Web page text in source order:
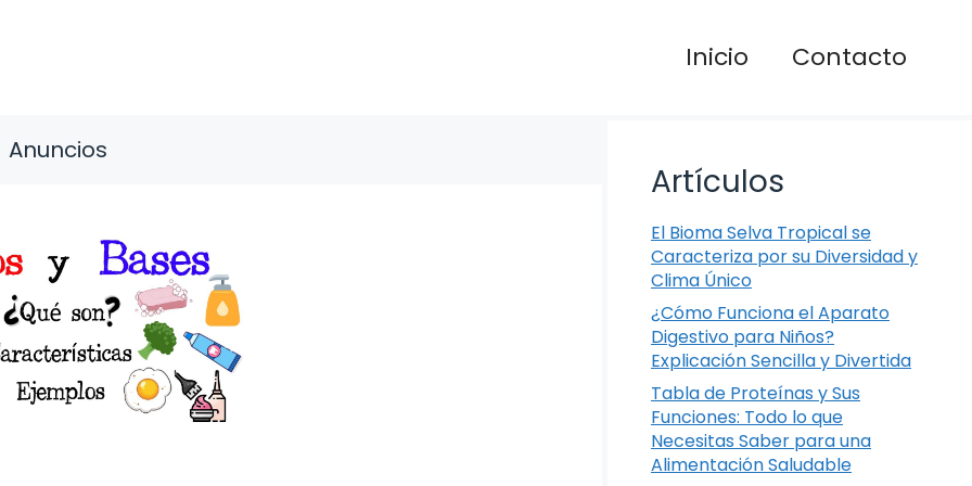
Inicio Contacto
Anuncios
Artículos
El Bioma Selva Tropical se
Caracteriza por su Diversidad y
Clima Único
¿Cómo Funciona el Aparato
Digestivo para Niños?
Explicación Sencilla y Divertida
Tabla de Proteínas y Sus
Funciones: Todo lo que
Necesitas Saber para una
Alimentación Saludable